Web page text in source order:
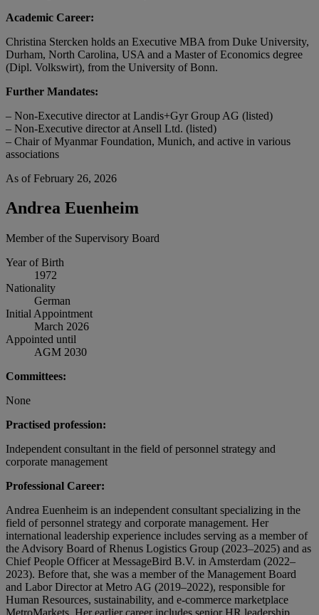
Academic Career:
Christina Stercken holds an Executive MBA from Duke University,
Durham, North Carolina, USA and a Master of Economics degree
(Dipl. Volkswirt), from the University of Bonn.
Further Mandates:
– Non-Executive director at Landis+Gyr Group AG (listed)
– Non-Executive director at Ansell Ltd. (listed)
– Chair of Myanmar Foundation, Munich, and active in various
associations
As of February 26, 2026
Andrea Euenheim
Member of the Supervisory Board
Year of Birth
1972
Nationality
German
Initial Appointment
March 2026
Appointed until
AGM 2030
Committees:
None
Practised profession:
Independent consultant in the field of personnel strategy and
corporate management
Professional Career:
Andrea Euenheim is an independent consultant specializing in the
field of personnel strategy and corporate management. Her
international leadership experience includes serving as a member of
the Advisory Board of Rhenus Logistics Group (2023–2025) and as
Chief People Officer at MessageBird B.V. in Amsterdam (2022–
2023). Before that, she was a member of the Management Board
and Labor Director at Metro AG (2019–2022), responsible for
Human Resources, sustainability, and e-commerce marketplace